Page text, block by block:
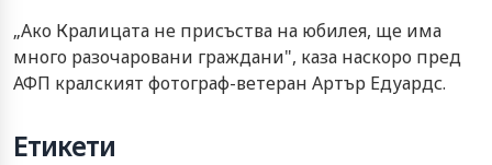
„Ако Кралицата не присъства на юбилея, ще има
много разочаровани граждани", каза наскоро пред
АФП кралският фотограф-ветеран Артър Едуардс.
Етикети